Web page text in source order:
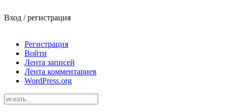
Вход / регистрация
Регистрация
Войти
Лента записей
Лента комментариев
WordPress.org